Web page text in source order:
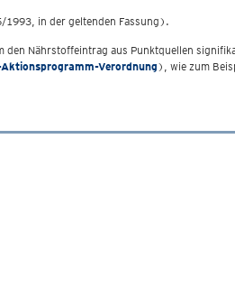
1993, in der geltenden Fassung).
Nährstoffeintrag aus Punktquellen
Verordnung), wie zum